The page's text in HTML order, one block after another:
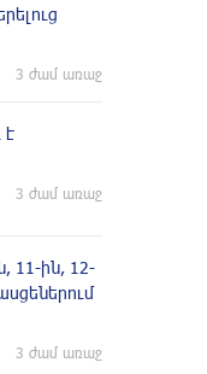
3 ժամ առաջ
է
3 ժամ առաջ
11-ին, 12-
3 ժամ առաջ